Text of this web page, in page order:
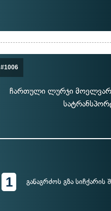
#1006
ჩართული ლურჯი მოელვარე
1 განაგრძოს გზა